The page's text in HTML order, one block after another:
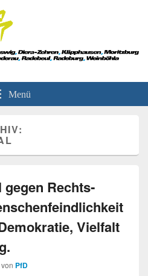
Demokratie
Menü
gegen Rechts­
Vielfalt
von PfD